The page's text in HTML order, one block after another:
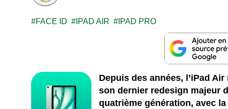
FACE ID IPAD AIR IPAD PRO
Depuis des années, l’iPad
son dernier redesign majeur
quatrième génération, avec